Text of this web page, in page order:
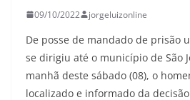
09/10/2022 jorgeluizonline
De posse de mandado de prisão
se dirigiu até o município de São
manhã deste sábado (08), o
localizado e informado da